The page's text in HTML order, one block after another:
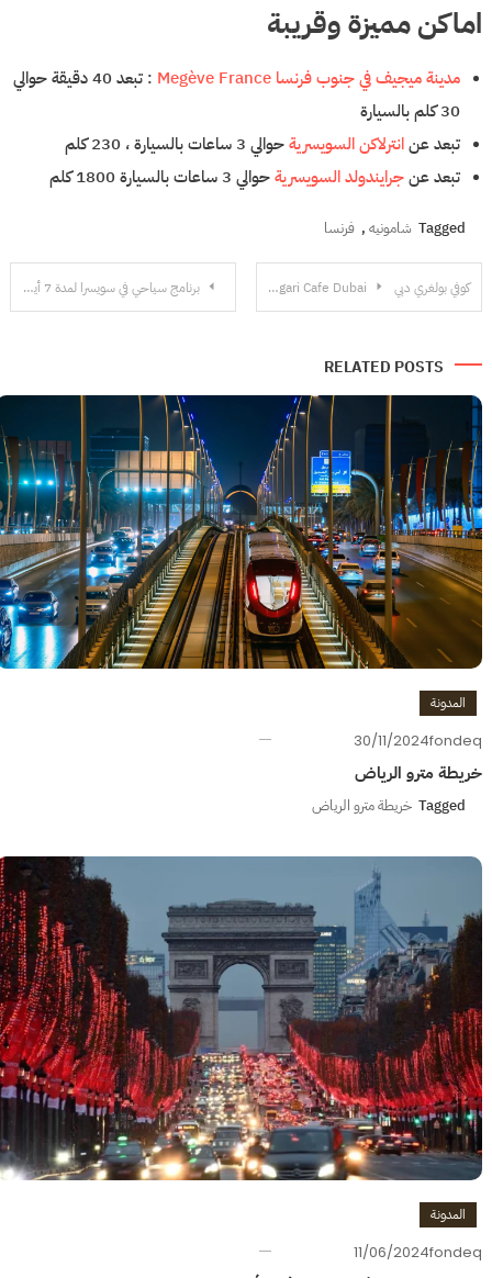
اماكن مميزة وقريبة
مدينة ميجيف في جنوب فرنسا Megève France
: تبعد 40 دقيقة حوالي
30 كلم بالسيارة
تبعد عنانترلاكن السويسريةحوالي 3 ساعات بالسيارة ، 230 كلم
تبعد عنجرايندولد السويسريةحوالي 3 ساعات بالسيارة 1800 كلم
Tagged شامونيه , فرنسا
تصفّح
برنامج سياحي في سويسرا لمدة 7 أيام (طبيعة) كوفي بولغري دبي Bulgari Cafe Dubai
RELATED POSTS
المدونة
30/11/2024fondeq
خريطة مترو الرياض
Tagged خريطة مترو الرياض
المدونة
11/06/2024fondeq